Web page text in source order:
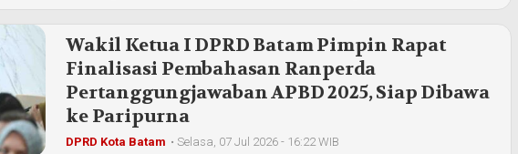
Wakil Ketua I DPRD Batam Pimpin Rapat
Finalisasi Pembahasan Ranperda
Pertanggungjawaban APBD 2025, Siap Dibawa
ke Paripurna
DPRD Kota Batam •Selasa, 07 Jul 2026 - 16:22 WIB